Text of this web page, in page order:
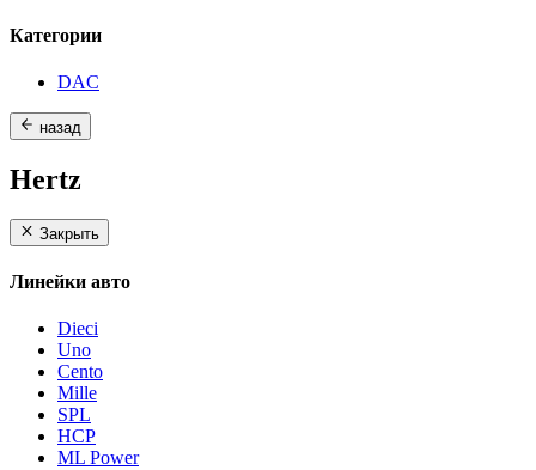
Категории
DAC
назад
Hertz
Закрыть
Линейки авто
Dieci
Uno
Cento
Mille
SPL
HCP
ML Power